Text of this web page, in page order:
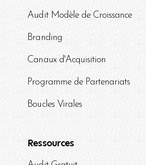
Audit Modèle de Croissance
Branding
Canaux d'Acquisition
Programme de Partenariats
Boucles Virales
Ressources